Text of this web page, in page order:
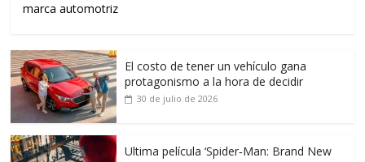
marca automotriz
El costo de tener un vehículo gana
protagonismo a la hora de decidir
30 de julio de 2026
Ultima película ‘Spider‑Man: Brand New